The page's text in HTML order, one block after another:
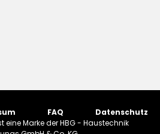
eine Marke der HBG - Haustechnik
FAQ Datenschutz